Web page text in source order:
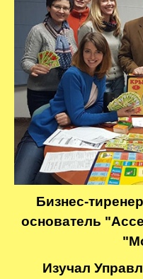
Бизнес-
основатель
Изучал